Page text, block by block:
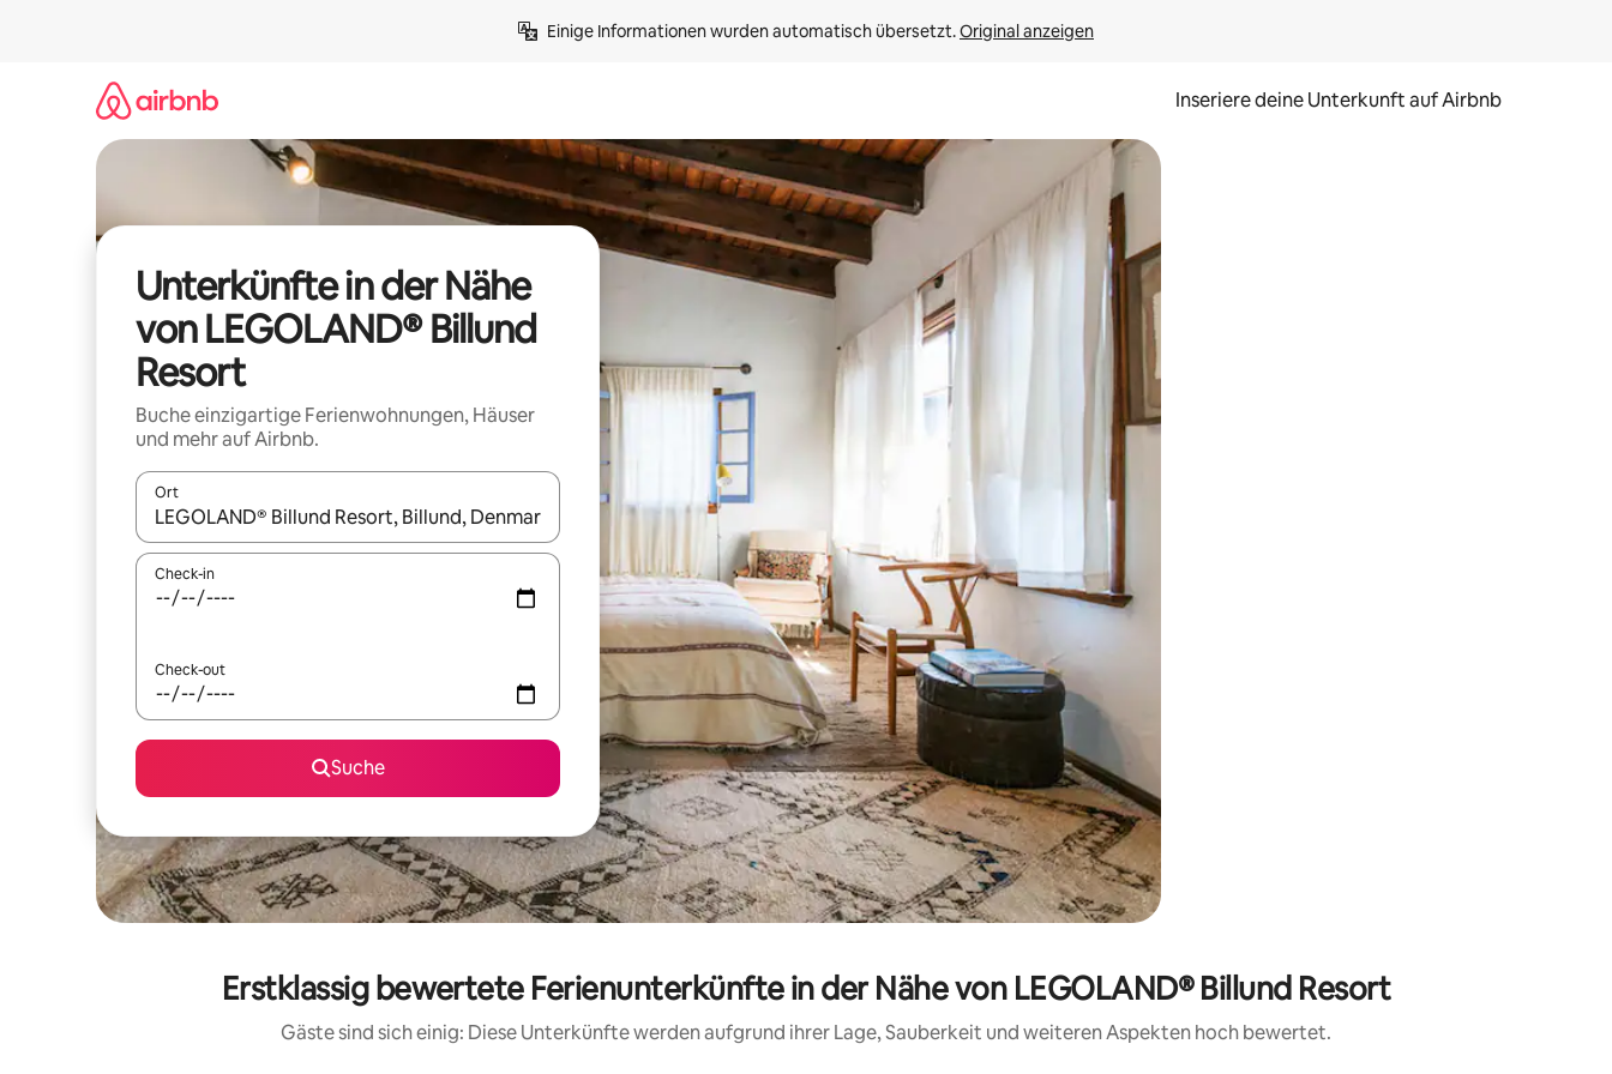
Einige Informationen wurden automatisch übersetzt. Original anzeigen
Inseriere deine Unterkunft auf Airbnb
Unterkünfte in der Nähe
von LEGOLAND® Billund
Resort
Buche einzigartige Ferienwohnungen, Häuser
und mehr auf Airbnb.
Ort
Wenn Ergebnisse verfügbar sind, navigiere mit den Pfeiltasten nach oben und unten oder erkunde die Ergebnisse durch Berühren oder Wischgesten.
Check-in
Check-out
Suche
Erstklassig bewertete Ferienunterkünfte in der Nähe von LEGOLAND® Billund Resort
Gäste sind sich einig: Diese Unterkünfte werden aufgrund ihrer Lage, Sauberkeit und weiteren Aspekten hoch bewertet.